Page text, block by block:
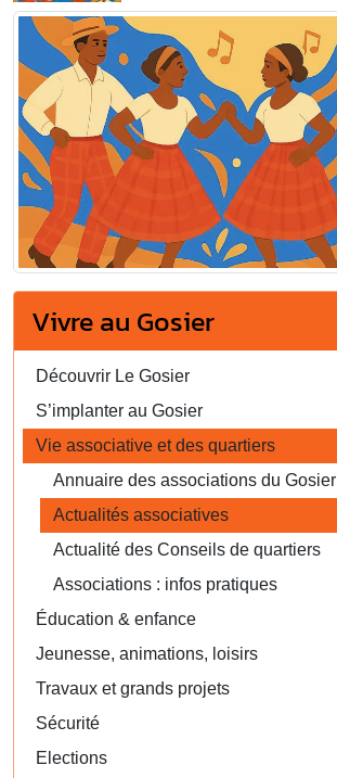
Vivre au Gosier
Découvrir Le Gosier
S’implanter au Gosier
Vie associative et des quartiers
Annuaire des associations du Gosier
Actualités associatives
Actualité des Conseils de quartiers
Associations : infos pratiques
Éducation & enfance
Jeunesse, animations, loisirs
Travaux et grands projets
Sécurité
Elections